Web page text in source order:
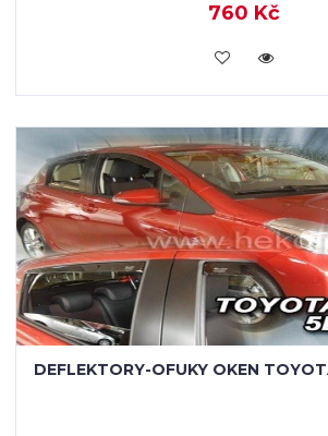
760 Kč
KOUPIT
DEFLEKTORY-OFUKY OKEN